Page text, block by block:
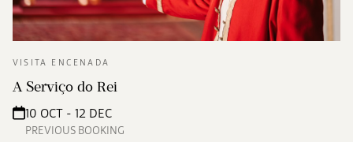
VISITA ENCENADA
A Serviço do Rei
10 OCT - 12 DEC
PREVIOUS BOOKING